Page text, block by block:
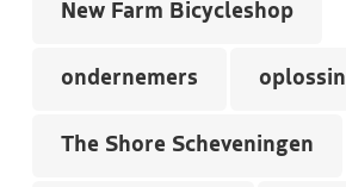
New Farm Bicycleshop
ondernemers
The Shore Scheveningen